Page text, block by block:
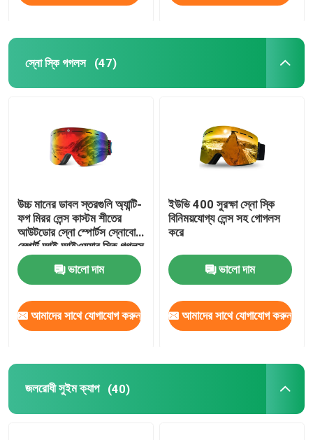
স্নো স্কি গগলস (47)
উচ্চ মানের ডাবল স্তরগুলি অ্যান্টি-
ফগ মিরর লেন্স কাস্টম শীতের
আউটডোর স্নো স্পোর্টস স্নোবোর্ড
স্পোর্ট আই আইওয়্যার স্কি গগলস
ভালো দাম
আমাদের সাথে যোগাযোগ করুন
ইউভি 400 সুরক্ষা স্নো স্কি
বিনিময়যোগ্য লেন্স সহ গোগলস
করে
ভালো দাম
আমাদের সাথে যোগাযোগ করুন
জলরোধী সুইম ক্যাপ (40)